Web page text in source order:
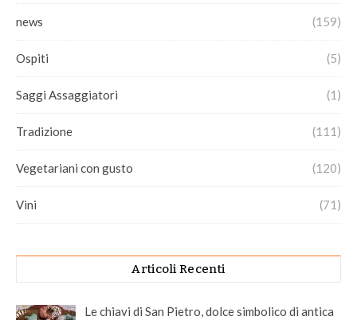
news (159)
Ospiti (5)
Saggi Assaggiatori (1)
Tradizione (111)
Vegetariani con gusto (120)
Vini (71)
Articoli Recenti
Le chiavi di San Pietro, dolce simbolico di antica